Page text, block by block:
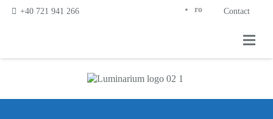
+40 721 941 266 ro Contact